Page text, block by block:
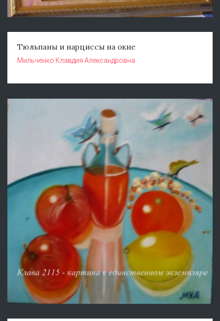
Тюльпаны и нарциссы на окне
Мильченко Клавдия Александровна